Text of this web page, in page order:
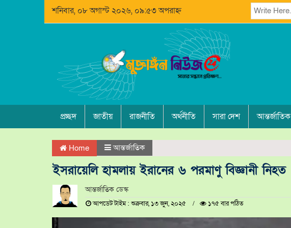
শনিবার, ০৮ অগাস্ট ২০২৬, ০৯:৫৩ অপরাহ্ন
প্রচ্ছদ জাতীয় রাজনীতি অর্থনীতি সারা দেশ আন্তর্জাতিক
Home আন্তর্জাতিক
ইসরায়েলি হামলায় ইরানের ৬ পরমাণু বিজ্ঞানী নিহত
আন্তর্জাতিক ডেস্ক
আপডেট টাইম : শুক্রবার, ১৩ জুন, ২০২৫ ১৭৫ বার পঠিত